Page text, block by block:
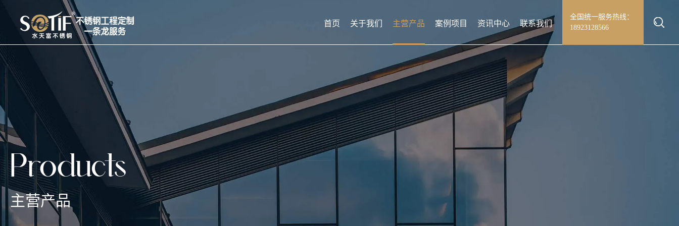
首页 关于我们 主营产品 案例项目 资讯中心 联系我们
全国统一服务热线：
18923128566
Products
主营产品